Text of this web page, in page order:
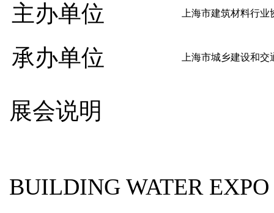
主办单位 上海市建筑材料行
承办单位 上海市城乡建设和
展会说明
BUILDING WATER